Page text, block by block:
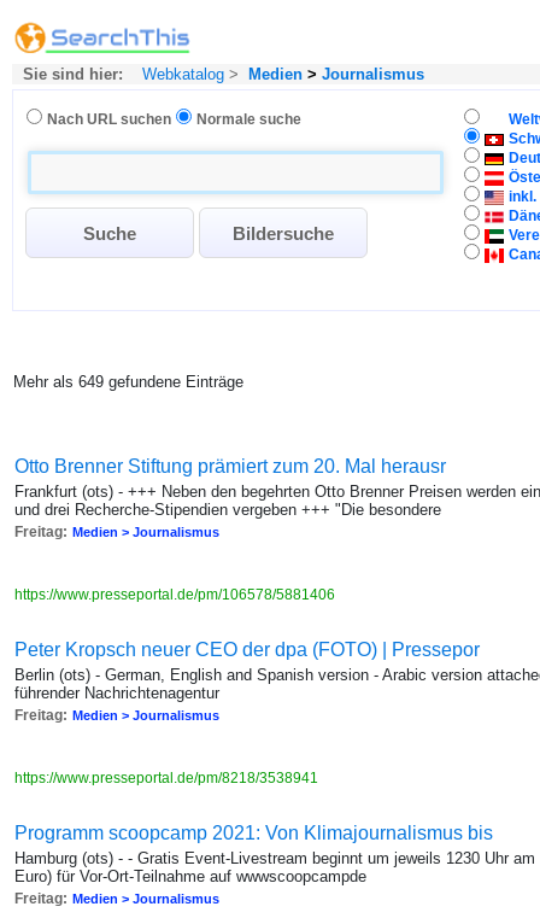
Sie sind hier: Webkatalog > Medien > Journalismus
Nach URL suchen Normale suche
inkl.
Mehr als 649 gefundene Einträge
Otto Brenner Stiftung prämiert zum 20. Mal herausr
Frankfurt (ots) - +++ Neben den begehrten Otto Brenner Preisen werden
und drei Recherche-Stipendien vergeben +++ "Die besondere
Freitag: Medien > Journalismus
https://www.presseportal.de/pm/106578/5881406
Peter Kropsch neuer CEO der dpa (FOTO) | Pressepor
Berlin (ots) - German, English and Spanish version - Arabic version
führender Nachrichtenagentur
Freitag: Medien > Journalismus
https://www.presseportal.de/pm/8218/3538941
Programm scoopcamp 2021: Von Klimajournalismus bis
Hamburg (ots) - - Gratis Event-Livestream beginnt um jeweils 1230 Uhr
Euro) für Vor-Ort-Teilnahme auf wwwscoopcampde
Freitag: Medien > Journalismus